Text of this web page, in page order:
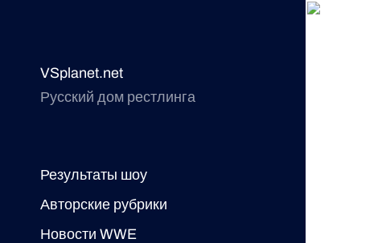
VSplanet.net
Русский дом рестлинга
Результаты шоу
Авторские рубрики
Новости WWE